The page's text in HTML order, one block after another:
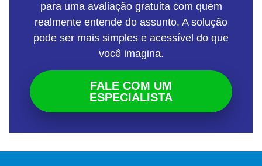
para uma avaliação gratuita com quem
realmente entende do assunto. A solução
pode ser mais simples e acessível do que
você imagina.
FALE COM UM
ESPECIALISTA